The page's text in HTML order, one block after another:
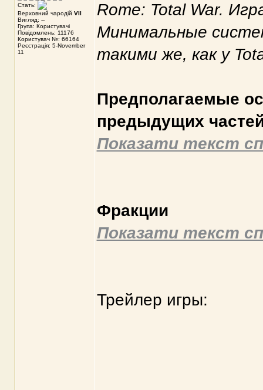
Стать:
Верховний чародій VII
Вигляд: --
Група: Користувачі
Повідомлень: 11176
Користувач №: 66164
Реєстрація: 5-November
11
Rome: Total War.
Минимальные
такими же, как у
Предполагаемые
предыдущих
Показати текст
Фракции
Показати текст
Трейлер игры: